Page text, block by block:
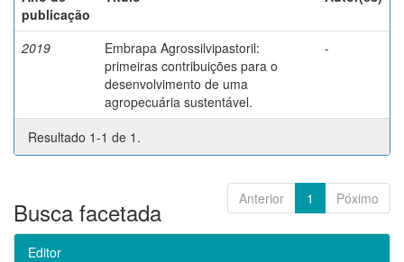
publicação
2019
Embrapa Agrossilvipastoril:
primeiras contribuições para o
desenvolvimento de uma
agropecuária sustentável.
-
Resultado 1-1 de 1.
Anterior 1 Póximo
Busca facetada
Editor